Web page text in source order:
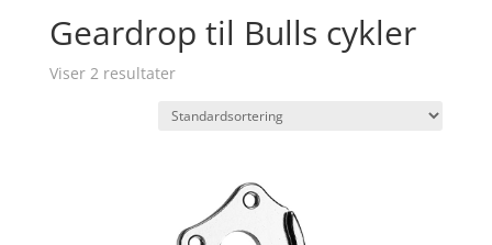
Geardrop til Bulls cykler
Viser 2 resultater